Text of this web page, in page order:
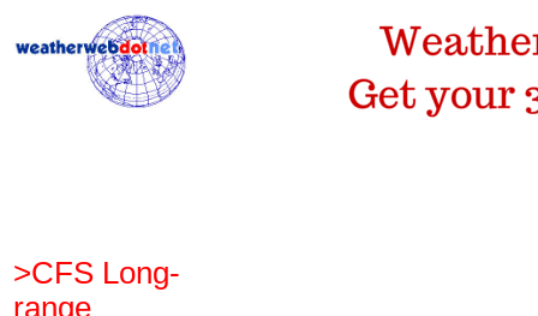
>CFS Long-
range